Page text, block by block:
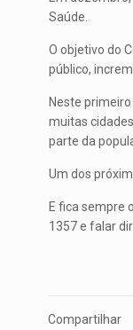
Saúde.
O objetivo do
público,
Neste
muitas
parte da
Um dos
E fica sempre
1357 e falar
Compartilhar